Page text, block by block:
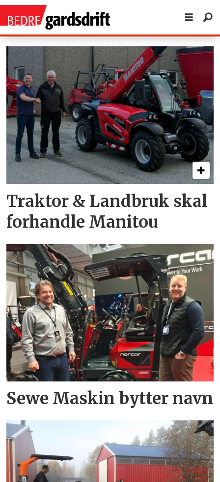
Tag:
minilaster
Traktor & Landbruk skal
forhandle Manitou
Sewe Maskin bytter navn